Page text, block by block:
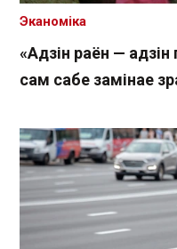
«Адзін раён —
сам сабе замінае
Эканоміка